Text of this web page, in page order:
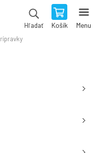
Hľadať Košík Menu